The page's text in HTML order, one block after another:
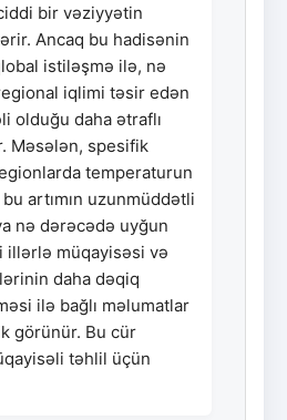
bir vəziyyətin
Ancaq bu hadisənin
istiləşmə ilə, nə
iqlimi təsir edən
olduğu daha ətraflı
Məsələn, spesifik
temperaturun
bu artımın uzunmüddətli
nə dərəcədə uyğun
illərlə müqayisəsi və
daha dəqiq
ilə bağlı məlumatlar
görünür. Bu cür
təhlil üçün